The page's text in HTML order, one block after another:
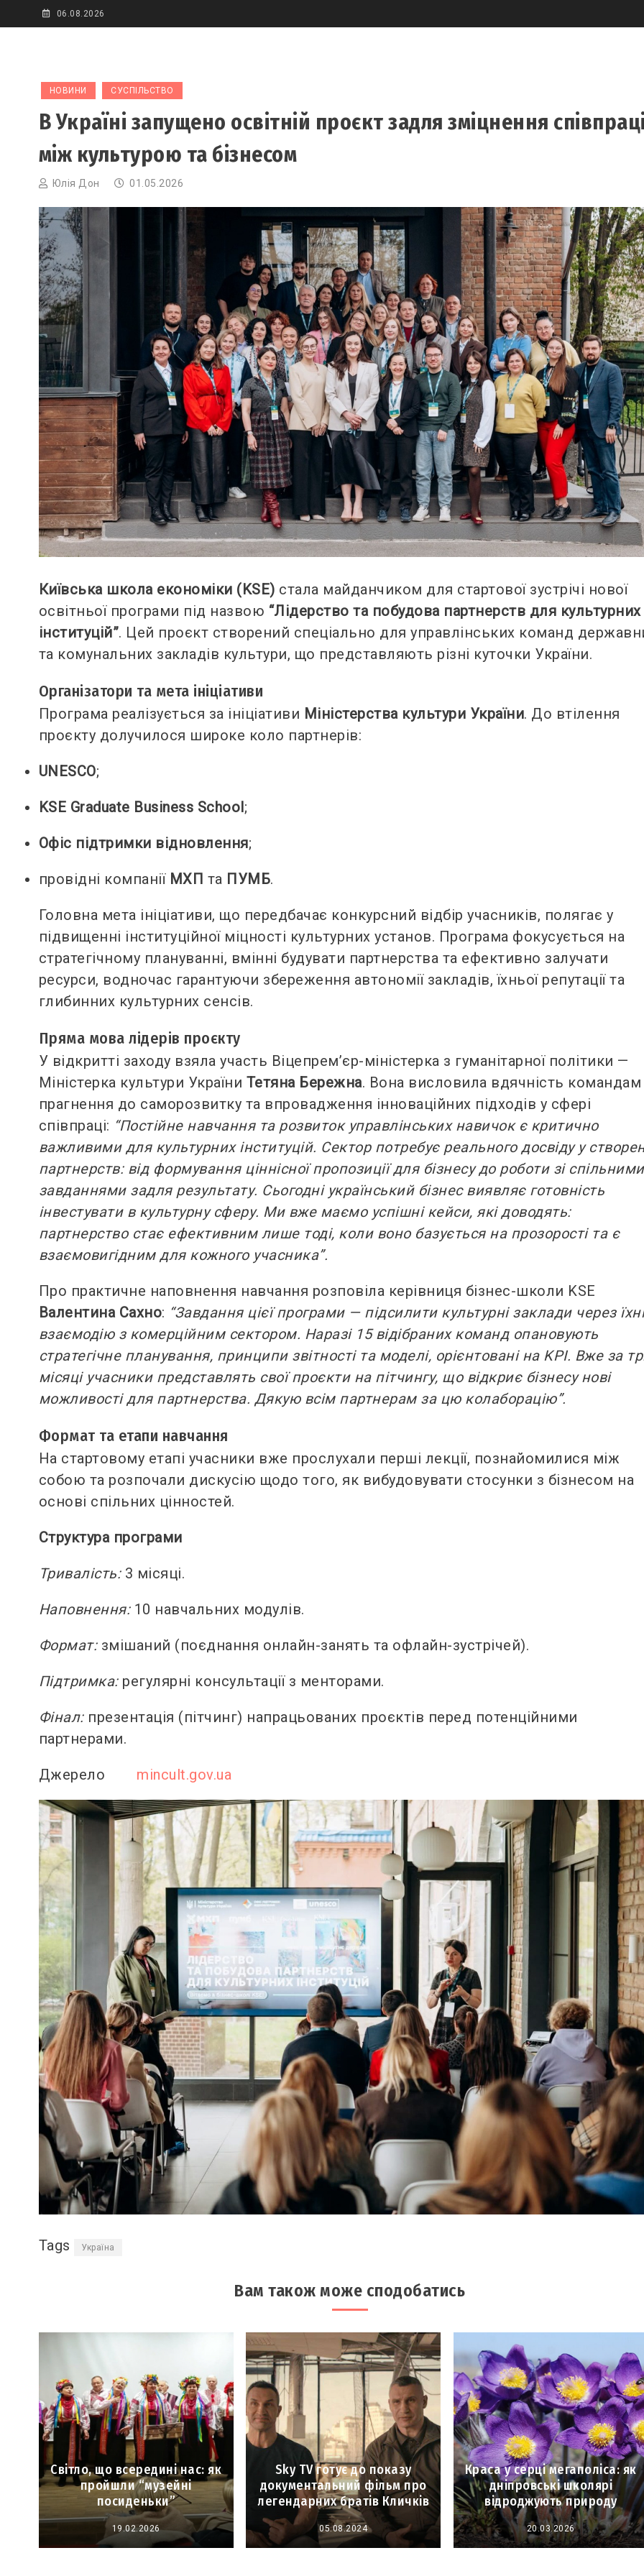
to
06.08.2026
НОВИНИ СУСПІЛЬСТВО
В Україні запущено освітній проєкт задля зміцнення співпраці
між культурою та бізнесом
Юлія Дон 01.05.2026
Київська школа економіки (KSE) стала майданчиком для стартової зустрічі нової
освітньої програми під назвою “Лідерство та побудова партнерств для культурних
інституцій”. Цей проєкт створений спеціально для управлінських команд
та комунальних закладів культури, що представляють різні куточки України.
Організатори та мета ініціативи
Програма реалізується за ініціативи Міністерства культури України. До втілення
проєкту долучилося широке коло партнерів:
UNESCO;
KSE Graduate Business School;
Офіс підтримки відновлення;
провідні компанії МХП та ПУМБ.
Головна мета ініціативи, що передбачає конкурсний відбір учасників, полягає у
підвищенні інституційної міцності культурних установ. Програма фокусується на
стратегічному плануванні, вмінні будувати партнерства та ефективно залучати
ресурси, водночас гарантуючи збереження автономії закладів, їхньої репутації та
глибинних культурних сенсів.
Пряма мова лідерів проєкту
У відкритті заходу взяла участь Віцепрем’єр-міністерка з гуманітарної політики —
Міністерка культури України Тетяна Бережна. Вона висловила вдячність командам
прагнення до саморозвитку та впровадження інноваційних підходів у сфері
співпраці: “Постійне навчання та розвиток управлінських навичок є критично
важливими для культурних інституцій. Сектор потребує реального досвіду у
партнерств: від формування ціннісної пропозиції для бізнесу до роботи зі спільними
завданнями задля результату. Сьогодні український бізнес виявляє готовність
інвестувати в культурну сферу. Ми вже маємо успішні кейси, які доводять:
партнерство стає ефективним лише тоді, коли воно базується на прозорості та є
взаємовигідним для кожного учасника”.
Про практичне наповнення навчання розповіла керівниця бізнес-школи KSE
Валентина Сахно: “Завдання цієї програми — підсилити культурні заклади через
взаємодію з комерційним сектором. Наразі 15 відібраних команд опановують
стратегічне планування, принципи звітності та моделі, орієнтовані на KPI. Вже за
місяці учасники представлять свої проєкти на пітчингу, що відкриє бізнесу нові
можливості для партнерства. Дякую всім партнерам за цю колаборацію”.
Формат та етапи навчання
На стартовому етапі учасники вже прослухали перші лекції, познайомилися між
собою та розпочали дискусію щодо того, як вибудовувати стосунки з бізнесом на
основі спільних цінностей.
Структура програми
Тривалість:3 місяці.
Наповнення:10 навчальних модулів.
Формат:змішаний (поєднання онлайн-занять та офлайн-зустрічей).
Підтримка: регулярні консультації з менторами.
Фінал: презентація (пітчинг) напрацьованих проєктів перед потенційними
партнерами.
Джерело mincult.gov.ua
Tags Україна
Вам також може сподобатись
Світло, що всередині нас: як
пройшли “музейні
посиденьки”
19.02.2026
Sky TV готує до показу
документальний фільм про
легендарних братів Кличків
05.08.2024
Краса у серці мегаполіса: як
дніпровські школярі
відроджують природу
20.03.2026